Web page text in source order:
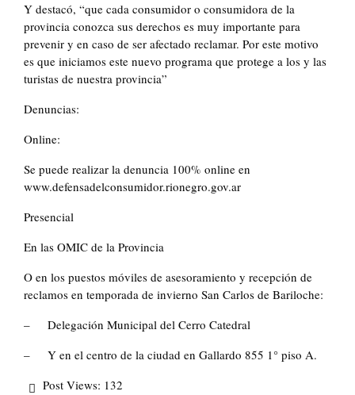
Y destacó, “que cada consumidor o consumidora de la
provincia conozca sus derechos es muy importante para
prevenir y en caso de ser afectado reclamar. Por este motivo
es que iniciamos este nuevo programa que protege a los y las
turistas de nuestra provincia”
Denuncias:
Online:
Se puede realizar la denuncia 100% online en
www.defensadelconsumidor.rionegro.gov.ar
Presencial
En las OMIC de la Provincia
O en los puestos móviles de asesoramiento y recepción de
reclamos en temporada de invierno San Carlos de Bariloche:
– Delegación Municipal del Cerro Catedral
– Y en el centro de la ciudad en Gallardo 855 1° piso A.
Post Views: 132